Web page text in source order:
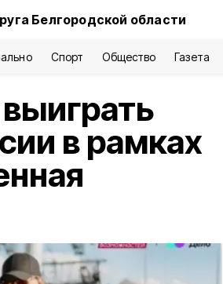
Белгородской области
Спорт Общество Газета
в рамках